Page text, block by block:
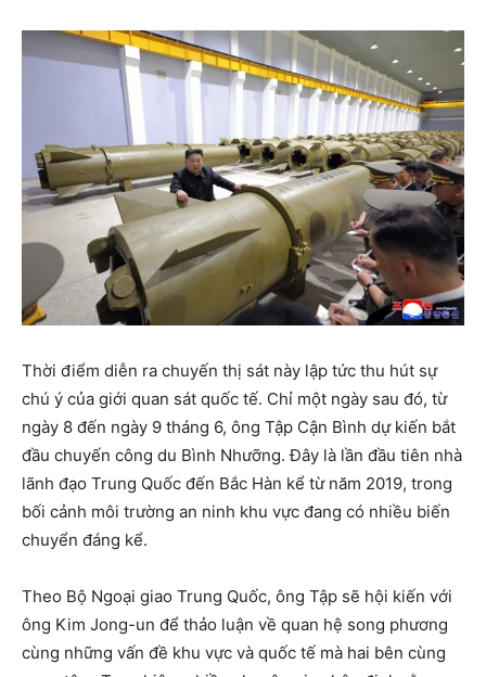
Thời điểm diễn ra chuyến thị sát này lập tức thu hút sự
chú ý của giới quan sát quốc tế. Chỉ một ngày sau đó, từ
ngày 8 đến ngày 9 tháng 6, ông Tập Cận Bình dự kiến bắt
đầu chuyến công du Bình Nhưỡng. Đây là lần đầu tiên nhà
lãnh đạo Trung Quốc đến Bắc Hàn kể từ năm 2019, trong
bối cảnh môi trường an ninh khu vực đang có nhiều biến
chuyển đáng kể.
Theo Bộ Ngoại giao Trung Quốc, ông Tập sẽ hội kiến với
ông Kim Jong-un để thảo luận về quan hệ song phương
cùng những vấn đề khu vực và quốc tế mà hai bên cùng